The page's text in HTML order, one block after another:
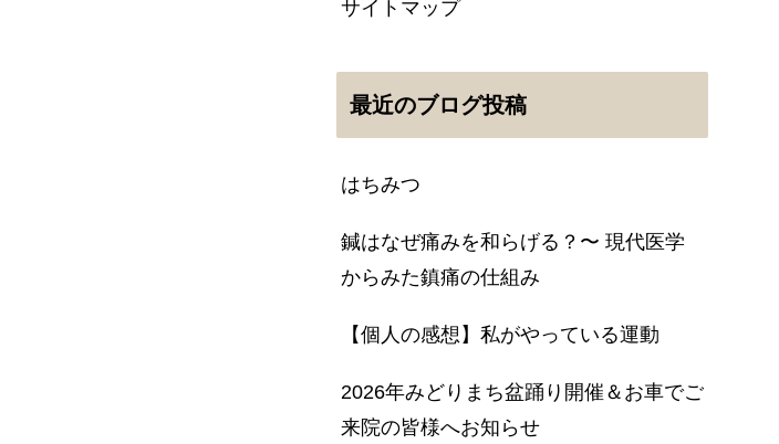
サイトマップ
最近のブログ投稿
はちみつ
鍼はなぜ痛みを和らげる？〜 現代医学
からみた鎮痛の仕組み
【個人の感想】私がやっている運動
2026年みどりまち盆踊り開催＆お車でご
来院の皆様へお知らせ